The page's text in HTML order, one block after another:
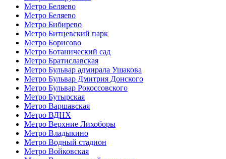
Метро Беляево
Метро Беляево
Метро Бибирево
Метро Битцевский парк
Метро Борисово
Метро Ботанический сад
Метро Братиславская
Метро Бульвар адмирала Ушакова
Метро Бульвар Дмитрия Донского
Метро Бульвар Рокоссовского
Метро Бутырская
Метро Варшавская
Метро ВДНХ
Метро Верхние Лихоборы
Метро Владыкино
Метро Водный стадион
Метро Войковская